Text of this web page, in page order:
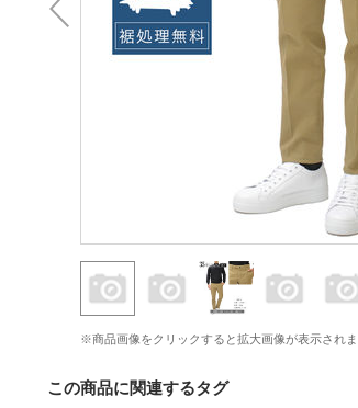
※商品画像をクリックすると拡大画像が表示され
この商品に関連するタグ